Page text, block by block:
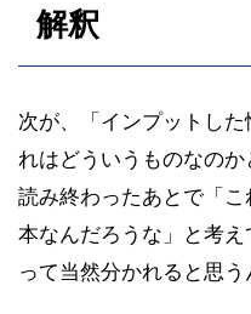
解釈
次が、「インプットし
れはどういうものなの
読み終わったあとで「
本なんだろうな」と考
って当然分かれると思う